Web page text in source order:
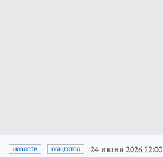
НОВОСТИ ОБЩЕСТВО 24 июня 2026 12:00